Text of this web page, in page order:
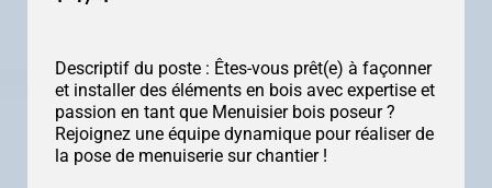
Descriptif du poste : Êtes-vous prêt(e) à façonner
et installer des éléments en bois avec expertise et
passion en tant que Menuisier bois poseur ?
Rejoignez une équipe dynamique pour réaliser de
la pose de menuiserie sur chantier !